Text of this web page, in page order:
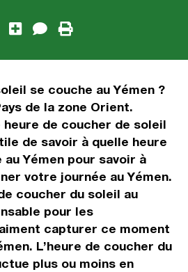
se couche au Yémen ?
de la zone Orient.
heure de coucher de soleil
de savoir à quelle heure
Yémen pour savoir à
votre journée au Yémen.
coucher du soleil au
pour les
capturer ce moment
L’heure de coucher du
plus ou moins en